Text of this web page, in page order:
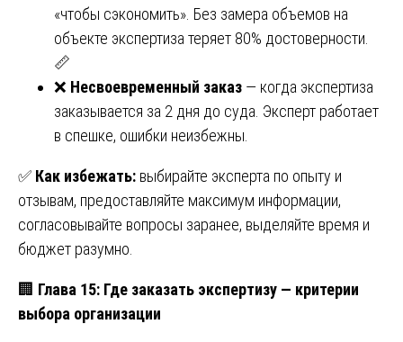
«чтобы сэкономить». Без замера объемов на
объекте экспертиза теряет 80% достоверности.
📏
❌ Несвоевременный заказ — когда экспертиза
заказывается за 2 дня до суда. Эксперт работает
в спешке, ошибки неизбежны.
✅ Как избежать: выбирайте эксперта по опыту и
отзывам, предоставляйте максимум информации,
согласовывайте вопросы заранее, выделяйте время и
бюджет разумно.
🏢 Глава 15: Где заказать экспертизу — критерии
выбора организации